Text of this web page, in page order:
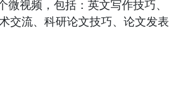
视频，包括：英文写作技巧、
交流、科研论文技巧、论文发表